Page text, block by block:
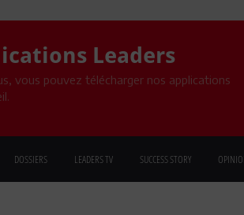
Leaders
vous pouvez télécharger nos applications
DOSSIERS LEADERS TV SUCCESS STORY